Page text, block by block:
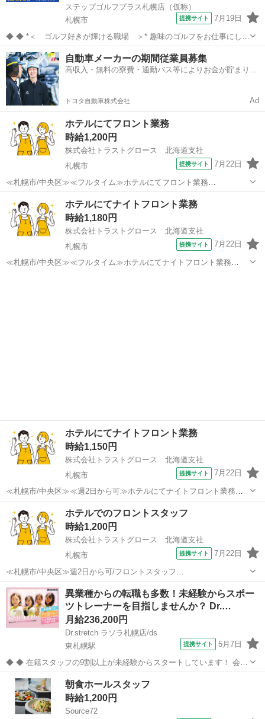
ステップゴルフプラス札幌店（仮称）
札幌市
提携サイト 7月19日
◆ ◆ *＜ ゴルフ好きが輝ける職場 ＞* 趣味のゴルフをお仕事にしま
せんか? 「好き」を活かして楽しく働きましょう！ 業務スキルを向上
させながら趣味のゴルフの腕も上げちゃえます◎ *＜ 未経験OK！手
厚い研修とフォロ...
北海道 札幌市 スポーツジム
自動車メーカーの期間従業員募集
高収入・無料の寮費・通勤バス等によりお金が貯まりや
トヨタ自動車株式会社 Ad
ホテルにてフロント業務
時給1,200円
株式会社トラストグロース 北海道支社
札幌市
提携サイト 7月22日
≪札幌市/中央区≫≪フルタイム≫ホテルにてフロント業務
——————————————————————— 【業務内容】 ◇チ
ェックイン・チェックアウト業務・ご予約確認・ お部屋のご案内、鍵
の受け渡し、宿泊手続き、精算対応など ...
ホテルにてナイトフロント業務
時給1,180円
株式会社トラストグロース 北海道支社
札幌市
提携サイト 7月22日
≪札幌市/中央区≫≪フルタイム≫ホテルにてナイトフロント業務
ホテルにてナイトフロント業務
時給1,150円
株式会社トラストグロース 北海道支社
札幌市
提携サイト 7月22日
≪札幌市/中央区≫≪週2日から可≫ホテルにてナイトフロント業務
——————————————————————— 【業務内容】 ホテ
ル内にてナイトフロント業務を行って頂きます。 ※英会話等できなく
ても可 ※Wワーク等も相談可...
ホテル
ホテルでのフロントスタッフ
時給1,200円
株式会社トラストグロース 北海道支社
札幌市
提携サイト 7月22日
≪札幌市/中央区≫週2日から可/フロントスタッフ
———————————————————————— 【お仕事内容】
チェックインアウトの対応、館内のご案内、精算などを 行って頂きま
す。その他、電話対応、空室の確認や ホテルま...
北海道 札幌市 ホテル
異業種からの転職も多数！未経験からスポー
ツトレーナーを目指しませんか？ Dr.…
月給236,200円
Dr.stretch ラソラ札幌店/ds
東札幌駅
提携サイト 5月7日
◆ ◆ 在籍スタッフの9割以上が未経験からスタートしています！ 会社
員だった方やシステム会社から転職してきた方も！ 「運動が好き」
「部活時代の熱を取り戻したい」そんな方にはピッタリ！ 是非飛び込
んできてくださいね♪ トッ...
北海道 札幌市 東札幌駅 スポーツジム
朝食ホールスタッフ
時給1,200円
Source72